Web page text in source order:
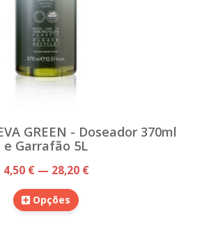
GREEN - Doseador 370ml
e Garrafão 5L
4,50 € — 28,20 €
Opções